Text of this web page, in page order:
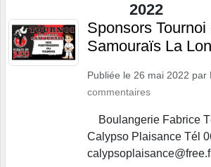
2022
Sponsors Tournoi
Samouraïs La
Publiée le 26 mai 2022 par
commentaires
Boulangerie Fabrice
Calypso Plaisance Tél